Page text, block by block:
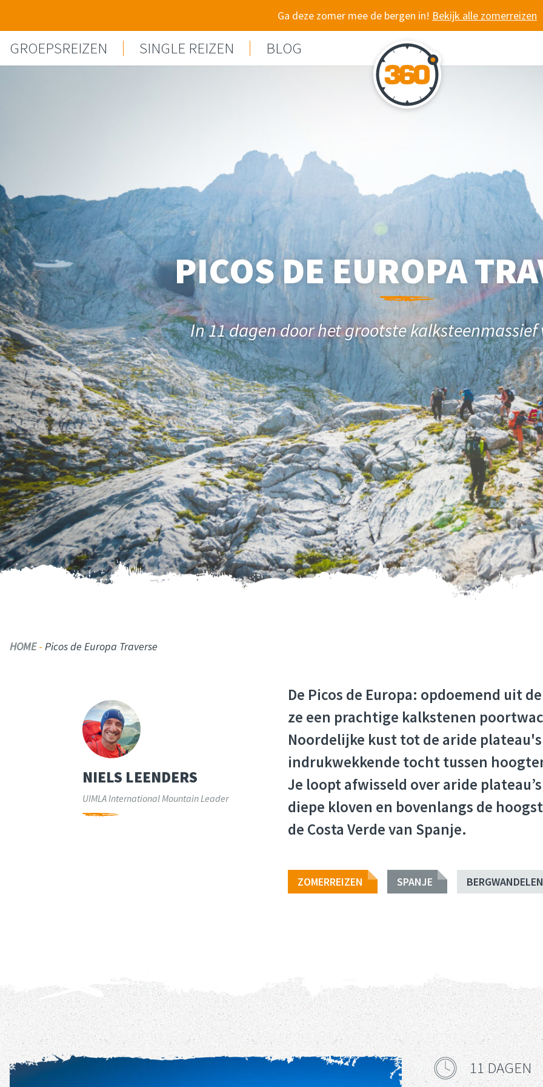
Ga deze zomer mee de bergen in! Bekijk alle zomerreizen
GROEPSREIZEN SINGLE REIZEN BLOG
PICOS DE EUROPA
In 11 dagen door het grootste kalksteenmassief
HOME- Picos de Europa Traverse
NIELS LEENDERS
UIMLA International Mountain Leader
De Picos de Europa: opdoemend uit
ze een prachtige kalkstenen
Noordelijke kust tot de aride
indrukwekkende tocht tussen
Je loopt afwisseld over aride
diepe kloven en bovenlangs de
de Costa Verde van Spanje.
ZOMERREIZEN SPANJE BERGWANDELEN
REIS DETAILS Reisduur
11 DAGEN